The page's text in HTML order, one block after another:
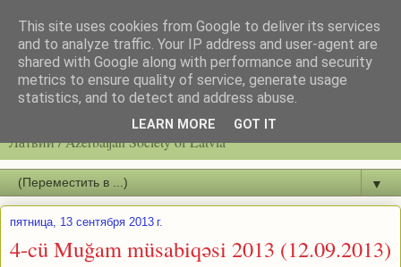
Latvijas azerbaidžāņu biedrību / Общество азербайджанцев
Латвии / Azerbaijan Society of Latvia
▼
пятница, 13 сентября 2013 г.
4-cü Muğam müsabiqəsi 2013 (12.09.2013)
This site uses cookies from Google to deliver its services
and to analyze traffic. Your IP address and user-agent are
shared with Google along with performance and security
metrics to ensure quality of service, generate usage
statistics, and to detect and address abuse.
LEARN MORE GOT IT